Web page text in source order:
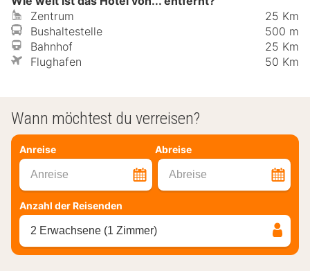
Zentrum
25 Km
Bushaltestelle
500 m
Bahnhof
25 Km
Flughafen
50 Km
Wann möchtest du verreisen?
Anreise Abreise
Anreise Abreise
Anzahl der Reisenden
2 Erwachsene (1 Zimmer)